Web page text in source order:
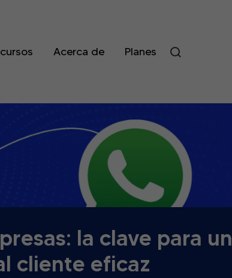
Acerca de Planes
la clave para
cliente eficaz